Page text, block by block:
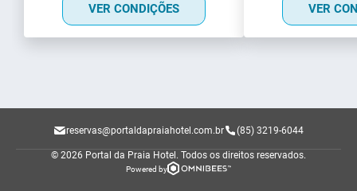
VER CONDIÇÕES VER
reservas@portaldapraiahotel.com.br (85) 3219-6044
© 2026 Portal da Praia Hotel. Todos os direitos reservados.
Powered by